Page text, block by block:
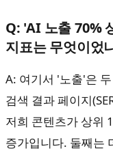
Q: 'AI 노출 70%
지표는 무엇이었
A: 여기서 '노출'은
검색 결과 페이지
저희 콘텐츠가 상위
증가입니다. 둘째는